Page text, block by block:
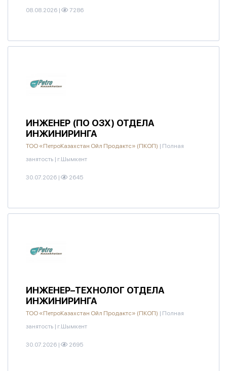
08.08.2026 | 7286
ИНЖЕНЕР (ПО ОЗХ) ОТДЕЛА
ИНЖИНИРИНГА
ТОО «ПетроКазахстан Ойл Продактс» (ПКОП) | Полная
занятость | г.Шымкент
30.07.2026 | 2645
ИНЖЕНЕР–ТЕХНОЛОГ ОТДЕЛА
ИНЖИНИРИНГА
ТОО «ПетроКазахстан Ойл Продактс» (ПКОП) | Полная
занятость | г.Шымкент
30.07.2026 | 2695